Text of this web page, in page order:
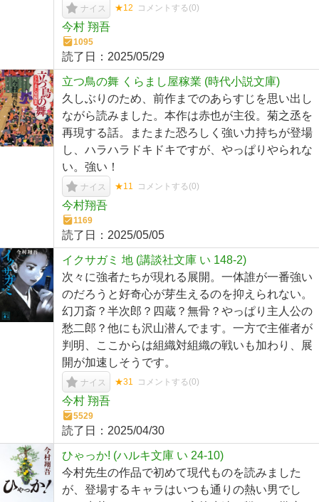
ナイス ★12 コメントする(0)
今村 翔吾
1095
読了日： 2025/05/29
立つ鳥の舞 くらまし屋稼業 (時代小説文庫)
久しぶりのため、前作までのあらすじを思い出し
ながら読みました。本作は赤也が主役。菊之丞を
再現する話。またまた恐ろしく強い力持ちが登場
し、ハラハラドキドキですが、やっぱりやられな
い。強い！
ナイス ★11 コメントする(0)
今村翔吾
1169
読了日： 2025/05/05
イクサガミ 地 (講談社文庫 い 148-2)
次々に強者たちが現れる展開。一体誰が一番強い
のだろうと好奇心が芽生えるのを抑えられない。
幻刀斎？半次郎？四蔵？無骨？やっぱり主人公の
愁二郎？他にも沢山潜んでます。一方で主催者が
判明、ここからは組織対組織の戦いも加わり、展
開が加速しそうです。
ナイス ★31 コメントする(0)
今村 翔吾
5529
読了日： 2025/04/30
ひゃっか! (ハルキ文庫 い 24-10)
今村先生の作品で初めて現代ものを読みました
が、登場するキャラはいつも通りの熱い男でし